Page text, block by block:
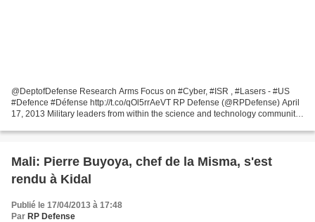
@DeptofDefense Research Arms Focus on #Cyber, #ISR , #Lasers - #US
#Defence #Défense http://t.co/qOl5rrAeVT RP Defense (@RPDefense) April
17, 2013 Military leaders from within the science and technology community
Mali: Pierre Buyoya, chef de la Misma, s'est
rendu à Kidal
Publié le 17/04/2013 à 17:48
Par RP Defense